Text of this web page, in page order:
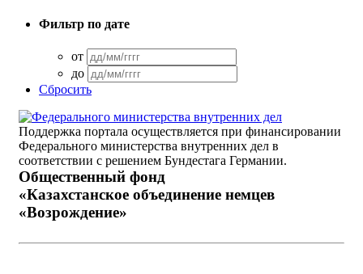
Фильтр по дате
от
до
Сбросить
Поддержка портала осуществляется при финансировании
Федерального министерства внутренних дел в
соответствии с решением Бундестага Германии.
Общественный фонд
«Казахстанское объединение немцев
«Возрождение»